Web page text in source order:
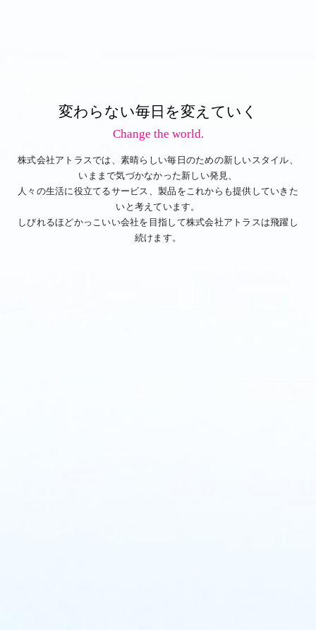
変わらない毎日を変えていく
Change the world.
株式会社アトラスでは、素晴らしい毎日のための新しいスタイル、
いままで気づかなかった新しい発見、
人々の生活に役立てるサービス、製品をこれからも提供していきた
いと考えています。
しびれるほどかっこいい会社を目指して株式会社アトラスは飛躍し
続けます。